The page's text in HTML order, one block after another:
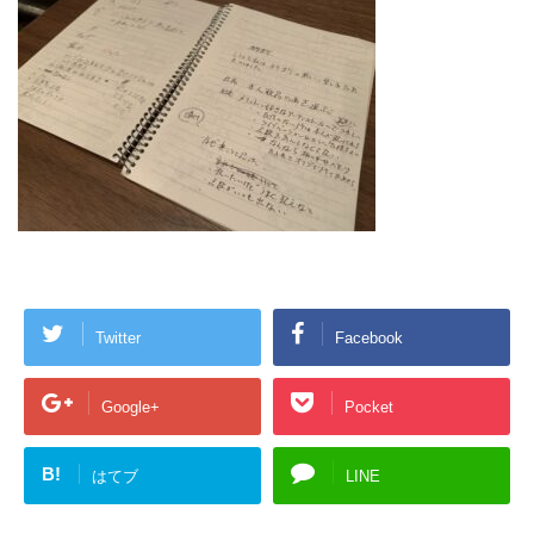
Twitter Facebook
Google+ Pocket
B! はてブ LINE